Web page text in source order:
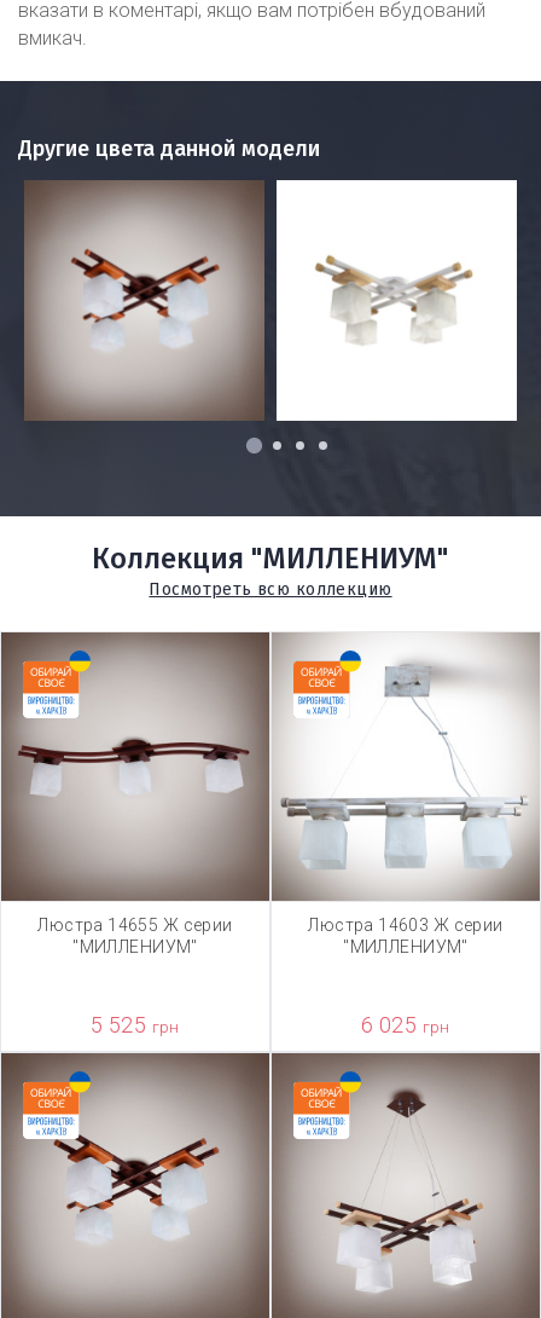
вказати в коментарі, якщо вам потрібен вбудований
вмикач.
Другие цвета данной модели
1 2 3 4
Коллекция "МИЛЛЕНИУМ"
Посмотреть всю коллекцию
Люстра 14655 Ж серии
"МИЛЛЕНИУМ"
5 525 грн
Люстра 14603 Ж серии
"МИЛЛЕНИУМ"
6 025 грн